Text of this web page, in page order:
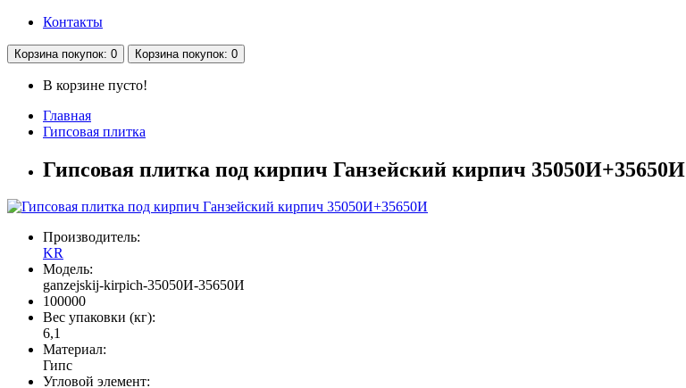
Контакты
Корзина покупок: 0 Корзина покупок: 0
В корзине пусто!
Главная
Гипсовая плитка
Гипсовая плитка под кирпич Ганзейский кирпич 35050И+35650И
Производитель:
KR
Модель:
ganzejskij-kirpich-35050И-35650И
100000
Вес упаковки (кг):
6,1
Материал:
Гипс
Угловой элемент: